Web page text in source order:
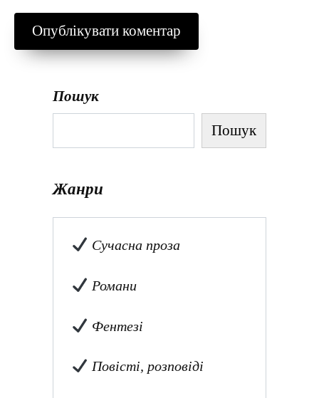
Пошук
Пошук
Жанри
Сучасна проза
Романи
Фентезі
Повісті, розповіді